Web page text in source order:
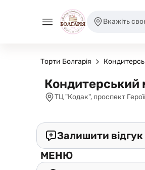
Вкажіть
Торти Болгарія
Кондитерський
ТЦ "Кодак", проспект
Залишити відгук
МЕНЮ